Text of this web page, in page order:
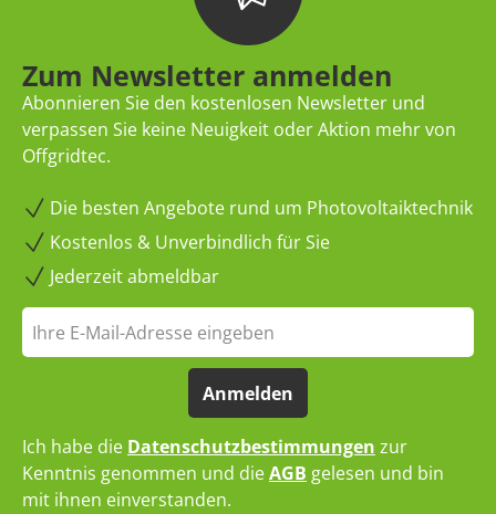
Zum Newsletter anmelden
Abonnieren Sie den kostenlosen Newsletter und
verpassen Sie keine Neuigkeit oder Aktion mehr von
Offgridtec.
Die besten Angebote rund um Photovoltaiktechnik
Kostenlos & Unverbindlich für Sie
Jederzeit abmeldbar
Anmelden
Ich habe die Datenschutzbestimmungen zur
Kenntnis genommen und dieAGB gelesen und bin
mit ihnen einverstanden.